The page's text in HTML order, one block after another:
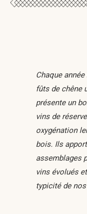
Chaque
fûts de chêne
présente un
vins de
oxygénation
bois. Ils
assemblages
vins évolués
typicité de